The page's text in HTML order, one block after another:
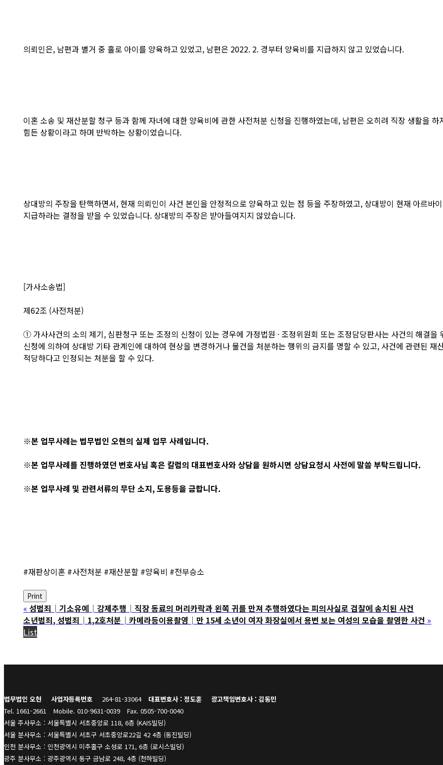
의뢰인은, 남편과 별거 중 홀로 아이를 양육하고 있었고, 남편은 2022. 2. 경부터 양육비를 지급하지 않고 있었습니다.
이혼 소송 및 재산분할 청구 등과 함께 자녀에 대한 양육비에 관한 사전처분 신청을 진행하였는데, 남편은 오히려 직장 생활을
힘든 상황이라고 하며 반박하는 상황이었습니다.
상대방의 주장을 탄핵하면서, 현재 의뢰인이 사건 본인을 안정적으로 양육하고 있는 점 등을 주장하였고, 상대방이 현재 아르바
지급하라는 결정을 받을 수 있었습니다. 상대방의 주장은 받아들여지지 않았습니다.
[가사소송법]
제62조 (사전처분)
① 가사사건의 소의 제기, 심판청구 또는 조정의 신청이 있는 경우에 가정법원 · 조정위원회 또는 조정담당판사는 사건의 해결
신청에 의하여 상대방 기타 관계인에 대하여 현상을 변경하거나 물건을 처분하는 행위의 금지를 명할 수 있고, 사건에 관련된
적당하다고 인정되는 처분을 할 수 있다.
※본 업무사례는 법무법인 오현의 실제 업무 사례입니다.
※본 업무사례를 진행하였던 변호사님 혹은 칼럼의 대표변호사와 상담을 원하시면 상담요청시 사전에 말씀 부탁드립니다.
※본 업무사례 및 관련서류의 무단 소지, 도용등을 금합니다.
#재판상이혼 #사전처분 #재산분할 #양육비 #전부승소
Print
« 성범죄│기소유예│강제추행│직장 동료의 머리카락과 왼쪽 귀를 만져 추행하였다는 피의사실로 검찰에 송치된 사건
소년범죄, 성범죄│1,2호처분│카메라등이용촬영│만 15세 소년이 여자 화장실에서 용변 보는 여성의 모습을 촬영한 사건 »
List
법무법인 오현 사업자등록번호 264-81-33064 대표변호사 : 정도훈
광고책임변호사 : 김동민
Tel. 1661-2661
Mobile. 010-9631-0039
Fax. 0505-700-0040
서울 주사무소 : 서울특별시 서초중앙로 118, 6층 (KAIS빌딩)
서울 분사무소 : 서울특별시 서초구 서초중앙로22길 42 4층 (동진빌딩)
인천 분사무소 : 인천광역시 미추홀구 소성로 171, 6층 (로시스빌딩)
광주 분사무소 : 광주광역시 동구 금남로 248, 4층 (천하빌딩)